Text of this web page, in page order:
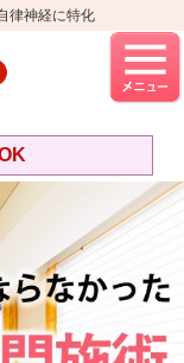
律神経に特化